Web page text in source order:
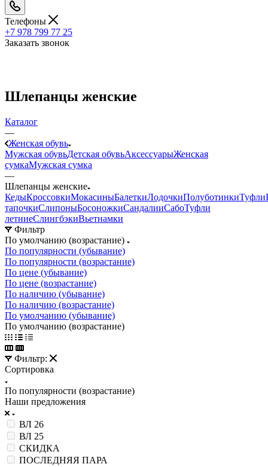
Телефоны
+7 978 799 77 25
Заказать звонок
Шлепанцы женские
Каталог
—
Женская обувь
Мужская обувьДетская обувьАксессуарыЖенская
сумкаМужская сумка
—
Шлепанцы женские
КедыКроссовкиМокасиныБалеткиЛодочкиПолуботинкиТуфли
тапочкиСлипоныБосоножкиСандалииСабоТуфли
летниеСлингбэкиВьетнамки
Фильтр
По умолчанию (возрастание)
По популярности (убывание)
По популярности (возрастание)
По цене (убывание)
По цене (возрастание)
По наличию (убывание)
По наличию (возрастание)
По умолчанию (убывание)
По умолчанию (возрастание)
Фильтр:
Сортировка
По популярности (возрастание)
Наши предложения
ВЛ 26
ВЛ 25
СКИДКА
ПОСЛЕДНЯЯ ПАРА